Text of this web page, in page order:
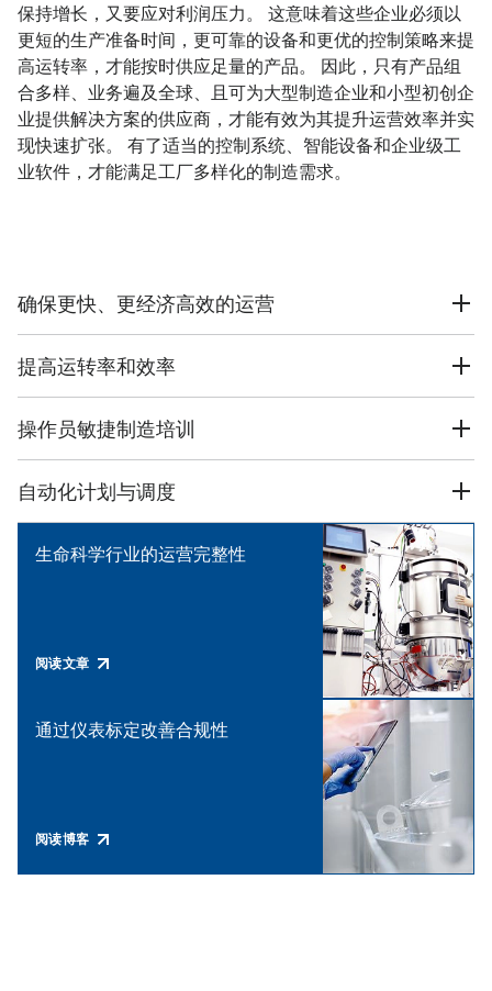
保持增长，又要应对利润压力。 这意味着这些企业必须以
更短的生产准备时间，更可靠的设备和更优的控制策略来提
高运转率，才能按时供应足量的产品。 因此，只有产品组
合多样、业务遍及全球、且可为大型制造企业和小型初创企
业提供解决方案的供应商，才能有效为其提升运营效率并实
现快速扩张。 有了适当的控制系统、智能设备和企业级工
业软件，才能满足工厂多样化的制造需求。
确保更快、更经济高效的运营
提高运转率和效率
操作员敏捷制造培训
自动化计划与调度
生命科学行业的运营完整性
阅读文章
通过仪表标定改善合规性
阅读博客